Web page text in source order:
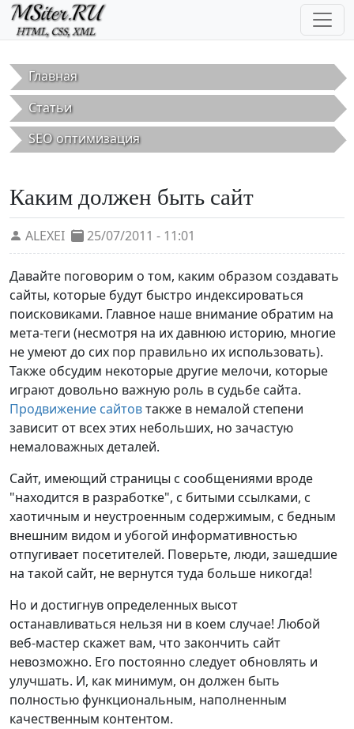
Перейти к основному содержанию
Главная
Статьи
SEO оптимизация
Каким должен быть сайт
ALEXEI 25/07/2011 - 11:01
Давайте поговорим о том, каким образом создавать
сайты, которые будут быстро индексироваться
поисковиками. Главное наше внимание обратим на
мета-теги (несмотря на их давнюю историю, многие
не умеют до сих пор правильно их использовать).
Также обсудим некоторые другие мелочи, которые
играют довольно важную роль в судьбе сайта.
Продвижение сайтовтакже в немалой степени
зависит от всех этих небольших, но зачастую
немаловажных деталей.
Сайт, имеющий страницы с сообщениями вроде
"находится в разработке", с битыми ссылками, с
хаотичным и неустроенным содержимым, с бедным
внешним видом и убогой информативностью
отпугивает посетителей. Поверьте, люди, зашедшие
на такой сайт, не вернутся туда больше никогда!
Но и достигнув определенных высот
останавливаться нельзя ни в коем случае! Любой
веб-мастер скажет вам, что закончить сайт
невозможно. Его постоянно следует обновлять и
улучшать. И, как минимум, он должен быть
полностью функциональным, наполненным
качественным контентом.